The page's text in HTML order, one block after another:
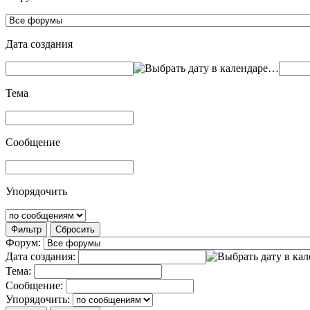
Дата создания
…
Тема
Сообщение
Упорядочить
Фильтр Сбросить
Форум:
Дата создания:
Тема:
Сообщение:
Упорядочить: